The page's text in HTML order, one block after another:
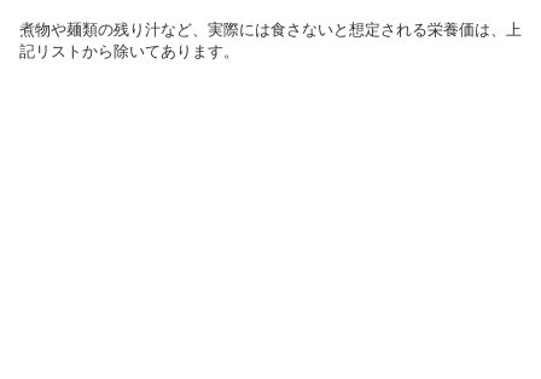
煮物や麺類の残り汁など、実際には食さないと想定される栄養価は、上
記リストから除いてあります。